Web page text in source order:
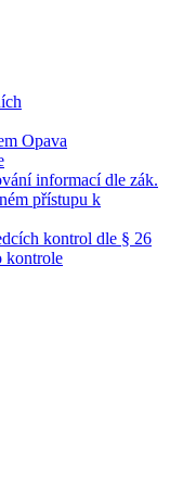
Opava
informací dle zák.
přístupu k
kontrol dle § 26
kontrole